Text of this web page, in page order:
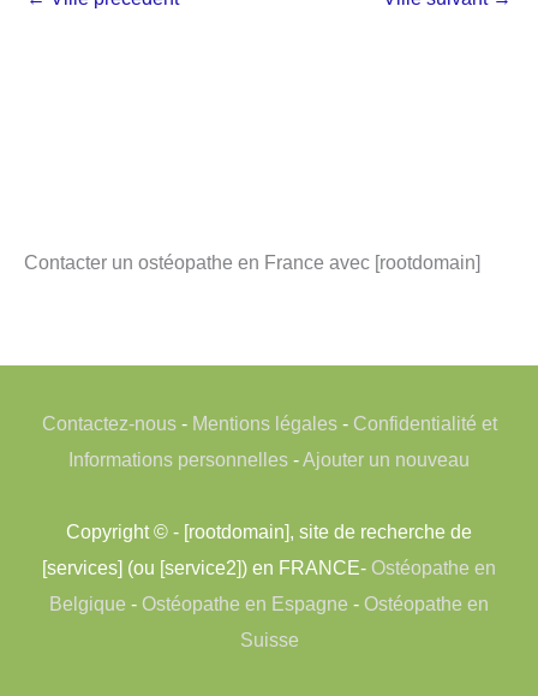
Contacter un ostéopathe en France avec [rootdomain]
Contactez-nous- Mentions légales- Confidentialité et
Informations personnelles -Ajouter un nouveau
Copyright © - [rootdomain], site de recherche de
[services] (ou [service2]) en FRANCE- Ostéopathe en
Belgique - Ostéopathe en Espagne - Ostéopathe en
Suisse